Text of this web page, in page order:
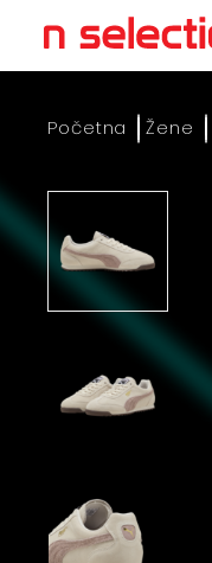
Početna Žene